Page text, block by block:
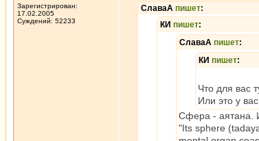
Зарегистрирован:
17.02.2005
Суждений: 52233
СлаваА пишет:
КИ пишет:
СлаваА пишет:
КИ пишет:
Что для вас
Или это у
Сфера - аятана.
"Its sphere